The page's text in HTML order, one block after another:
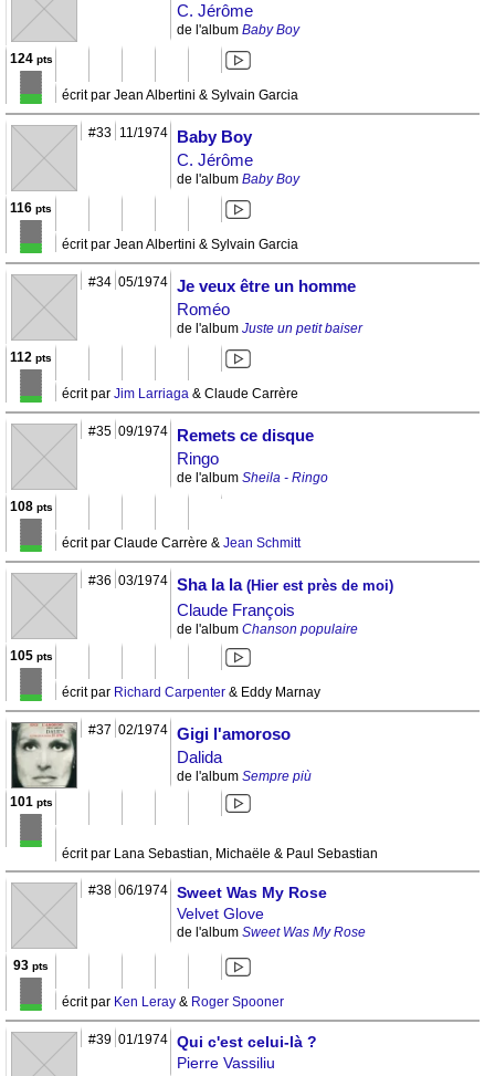
C. Jérôme
de l'album Baby Boy
124pts
écrit par Jean Albertini & Sylvain Garcia
#33 11/1974
Baby Boy
C. Jérôme
de l'album Baby Boy
116 pts
écrit par Jean Albertini & Sylvain Garcia
#34 05/1974 Je veux être un homme
Roméo
de l'album Juste un petit baiser
112 pts
écrit par Jim Larriaga & Claude Carrère
#35 09/1974
Remets ce disque
Ringo
de l'album Sheila - Ringo
108pts
écrit par Claude Carrère & Jean Schmitt
#36 03/1974 Sha la la (Hier est près de moi)
Claude François
de l'album Chanson populaire
105pts
écrit par Richard Carpenter & Eddy Marnay
#37 02/1974 Gigi l'amoroso
Dalida
de l'album Sempre più
101 pts
écrit par Lana Sebastian, Michaële & Paul Sebastian
#38 06/1974 Sweet Was My Rose
Velvet Glove
de l'album Sweet Was My Rose
93 pts
écrit par Ken Leray & Roger Spooner
#39 01/1974 Qui c'est celui-là ?
Pierre Vassiliu